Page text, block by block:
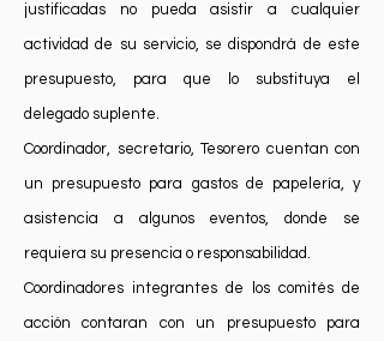
justificadas no pueda asistir a cualquier
actividad de su servicio, se dispondrá de este
presupuesto, para que lo substituya el
delegado suplente.
Coordinador, secretario, Tesorero cuentan con
un presupuesto para gastos de papelería, y
asistencia a algunos eventos, donde se
requiera su presencia o responsabilidad.
Coordinadores integrantes de los comités de
acción contaran con un presupuesto para